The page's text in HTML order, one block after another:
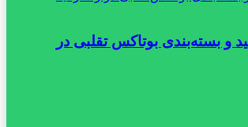
و بسته‌بندی بوتاکس تقلبی در